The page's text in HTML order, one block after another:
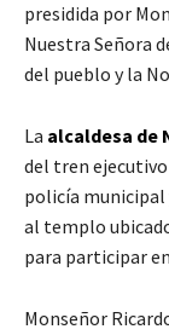
presidida por
Nuestra Señora
del pueblo y la
La alcaldesa de
del tren
policía municipal
al templo
para participar
Monseñor